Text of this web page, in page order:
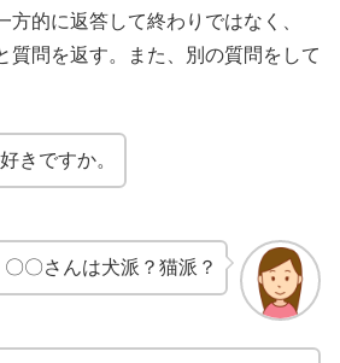
方的に返答して終わりではなく、
質問を返す。また、別の質問をして
きですか。
〇さんは犬派？猫派？